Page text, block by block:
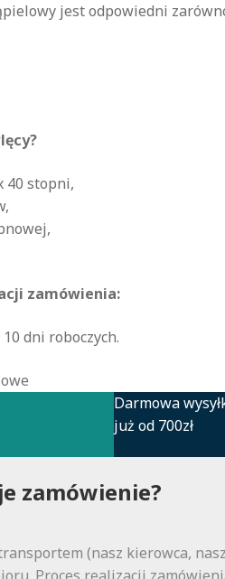
jest odpowiedni
40 stopni,
zamówienia:
dni roboczych.
Darmowa
już od 700zł
zamówienie?
(nasz kierowca,